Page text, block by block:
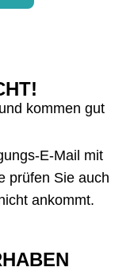
kommen gut
E-Mail mit
prüfen Sie auch
ankommt.